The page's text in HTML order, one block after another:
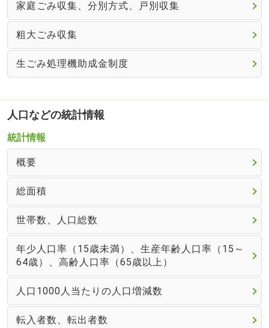
家庭ごみ収集、分別方式、戸別収集
粗大ごみ収集
生ごみ処理機助成金制度
人口などの統計情報
統計情報
概要
総面積
世帯数、人口総数
年少人口率（15歳未満）、生産年齢人口率（15～
64歳）、高齢人口率（65歳以上）
人口1000人当たりの人口増減数
転入者数、転出者数